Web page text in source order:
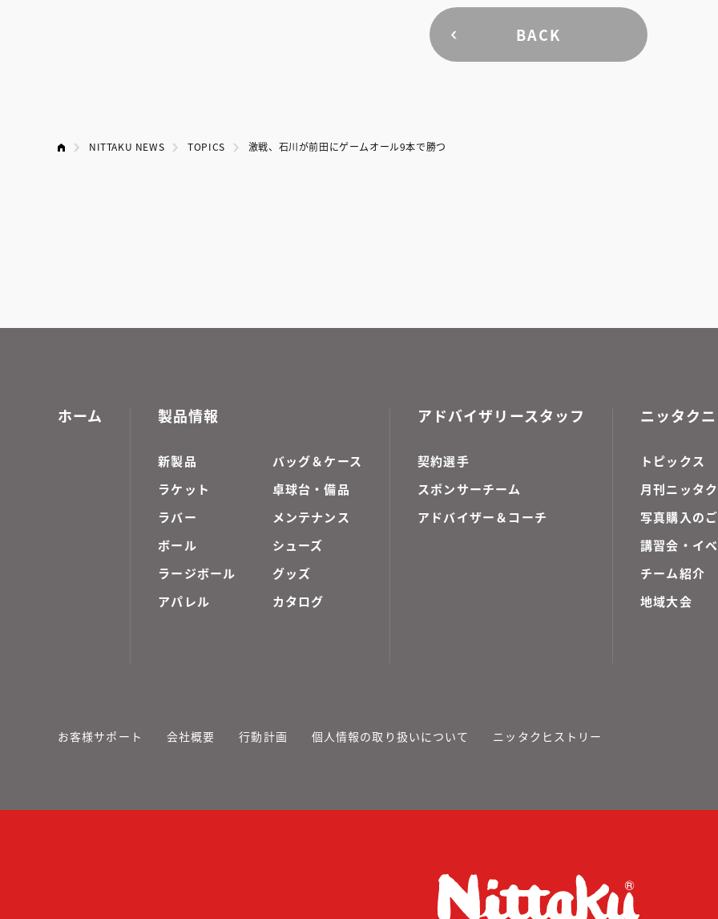
BACK
NITTAKU NEWS TOPICS 激戦、石川が前田にゲームオール9本で勝つ
ホーム 製品情報
新製品
バッグ＆ケース
ラケット
卓球台・備品
ラバー
メンテナンス
ボール
シューズ
ラージボール
グッズ
アパレル
カタログ
アドバイザリースタッフ
契約選手
スポンサーチーム
アドバイザー＆コーチ
ニッタク
トピックス
月刊ニッタ
写真購入の
講習会・イ
チーム紹介
地域大会
お客様サポート 会社概要 行動計画 個人情報の取り扱いについて ニッタクヒストリー